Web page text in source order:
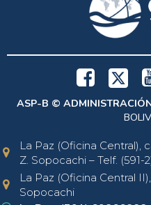
ASP-B ©
La Paz (Oficina Central),
Z. Sopocachi – Telf. (591-
La Paz (Oficina Central
Sopocachi